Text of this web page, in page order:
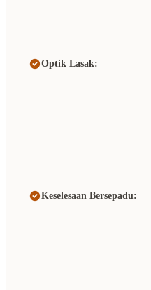
Optik Lasak:
Keselesaan Bersepadu: